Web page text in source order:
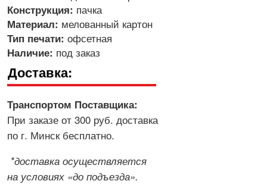
Конструкция: пачка
Материал: мелованный картон
Тип печати: офсетная
Наличие: под заказ
Доставка:
Транспортом Поставщика:
При заказе от 300 руб. доставка
по г. Минск бесплатно.
*доставка осуществляется
на условиях «до подъезда».